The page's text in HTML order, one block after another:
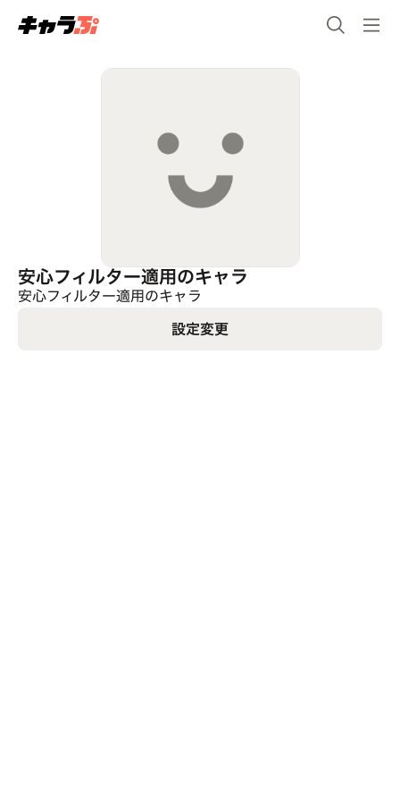
安心フィルター適用のキャラ
安心フィルター適用のキャラ
設定変更